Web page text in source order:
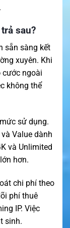
sau?
sẵn sàng kết
xuyên. Khi
cước ngoài
không thể
sử dụng.
Value dành
và Unlimited
hơn.
chi phí theo
phí thuê
IP. Việc
sinh.